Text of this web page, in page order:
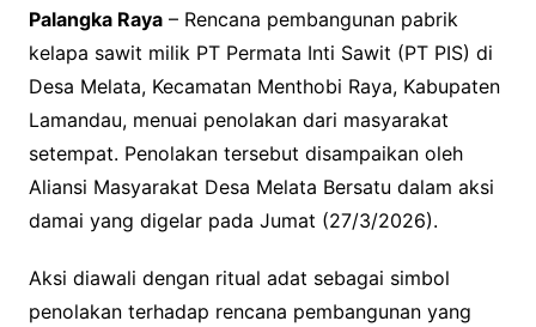
Palangka Raya– Rencana pembangunan pabrik
kelapa sawit milik PT Permata Inti Sawit (PT PIS) di
Desa Melata, Kecamatan Menthobi Raya, Kabupaten
Lamandau, menuai penolakan dari masyarakat
setempat. Penolakan tersebut disampaikan oleh
Aliansi Masyarakat Desa Melata Bersatu dalam aksi
damai yang digelar pada Jumat (27/3/2026).
Aksi diawali dengan ritual adat sebagai simbol
penolakan terhadap rencana pembangunan yang